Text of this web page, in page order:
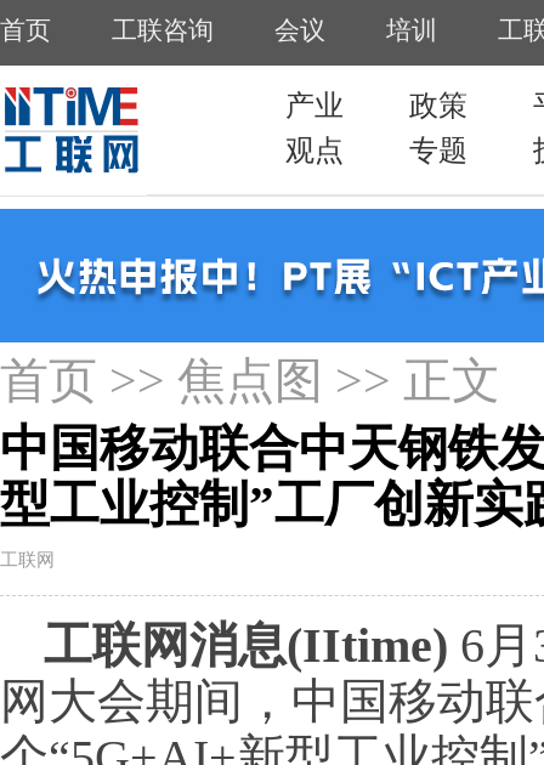
首页 >> 焦点图 >> 正文
中国移动联合中天钢铁
型工业控制”工厂创新实
工联网
工联网消息(IItime) 6
网大会期间，中国移动